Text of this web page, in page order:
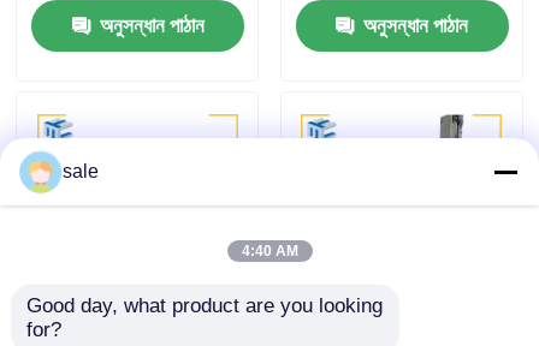
আমাদের সাথে যোগাযোগ করুন
মামলা
ট্যাংক পোলিশিং মেশিন
অনুসন্ধান পাঠান
অনুসন্ধান পাঠান
ইস্পাত জাহাজের মাথা পৃষ্ঠের
sale
4:40 AM
Good day, what product are you looking
for?